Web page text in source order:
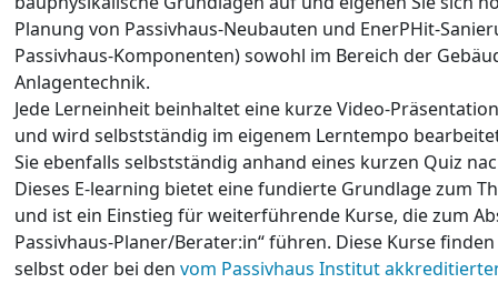
Planung von Passivhaus-Neubauten und EnerPHit-
Passivhaus-Komponenten) sowohl im Bereich der
Anlagentechnik.
Je­de Lernein­heit bein­hal­tet ei­ne kur­ze Vi­deo-
und wird selbstständig im eigenem Lerntempo
Sie ebenfalls selbstständig anhand eines kurzen Quiz
Dieses E-learning bietet eine fundierte Grundlage zum
und ist ein Einstieg für weiterführende Kurse, die zum
Passivhaus-Planer/Berater:in“ führen. Diese Kurse
selbst oder bei den vom Passivhaus Institut